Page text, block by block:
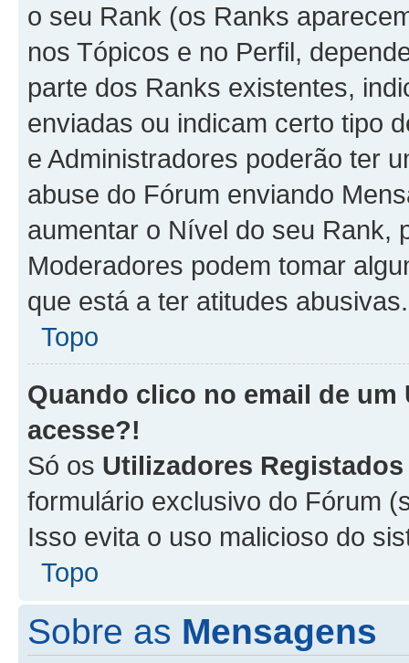
o seu Rank (os Ranks
nos Tópicos e no Perfil,
parte dos Ranks existentes,
enviadas ou indicam certo tipo
e Administradores poderão ter
abuse do Fórum enviando
aumentar o Nível do seu Rank,
Moderadores podem tomar
que está a ter atitudes abusivas.
Topo
Quando clico no email de um
acesse?!
Só os Utilizadores Registados
formulário exclusivo do Fórum
Isso evita o uso malicioso do
Topo
Sobre as Mensagens